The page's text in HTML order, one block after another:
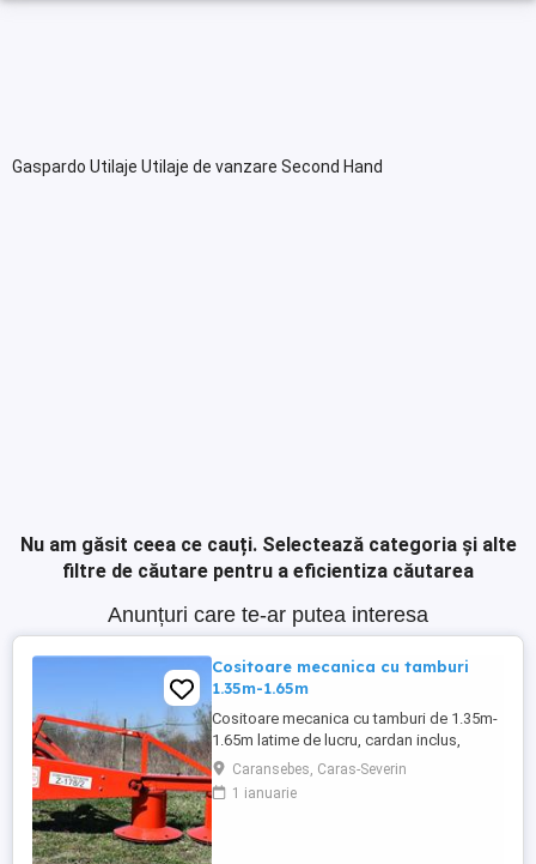
Gaspardo Utilaje Utilaje de vanzare Second Hand
Nu am găsit ceea ce cauți. Selectează categoria și alte
filtre de căutare pentru a eficientiza căutarea
Anunțuri care te-ar putea interesa
Cositoare mecanica cu tamburi
1.35m-1.65m
Cositoare mecanica cu tamburi de 1.35m-
1.65m latime de lucru, cardan inclus,
prelata, cheie de cutite Transport in toate
judetele
Caransebes, Caras-Severin
1 ianuarie